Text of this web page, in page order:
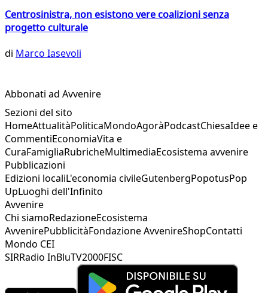
Centrosinistra, non esistono vere coalizioni senza
progetto culturale
di Marco Iasevoli
Abbonati ad Avvenire
Sezioni del sito
HomeAttualitàPoliticaMondoAgoràPodcastChiesaIdee e
CommentiEconomiaVita e
CuraFamigliaRubricheMultimediaEcosistema avvenire
Pubblicazioni
Edizioni localiL'economia civileGutenbergPopotusPop
UpLuoghi dell'Infinito
Avvenire
Chi siamoRedazioneEcosistema
AvvenirePubblicitàFondazione AvvenireShopContatti
Mondo CEI
SIRRadio InBluTV2000FISC